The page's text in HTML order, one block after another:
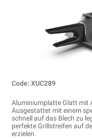
Code: XUC289
Aluminiumplatte Glatt mit
Ausgestattet mit einem
schnell auf das Blech zu
perfekte Grillstreifen auf
erzielen.